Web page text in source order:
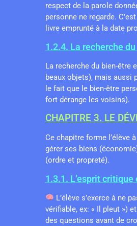
respect de la parole
personne ne regarde.
livre emprunté à la date
1.2.4. La recherche
La recherche du bien-être
beaux objets), mais aussi
le fait que le bien-être
fort dérange les voisins).
CHAPITRE 3. LE
Ce chapitre forme l’élève
gérer ses biens
(ordre et propreté).
1.3.1. L’esprit critique
L’élève s’exerce à ne
vérifiable, ex: « Il pleut »)
des questions avant de